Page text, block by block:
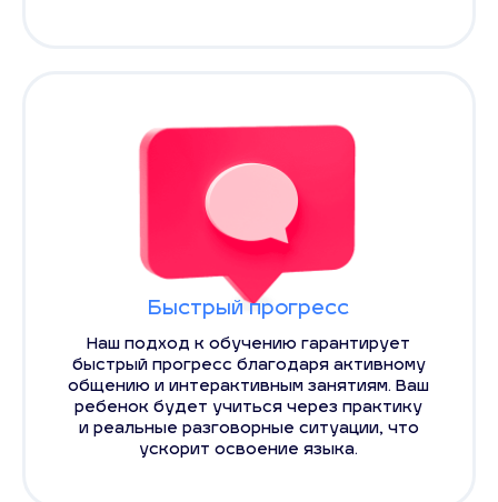
Быстрый прогресс
Наш подход к обучению гарантирует
быстрый прогресс благодаря активному
общению и интерактивным занятиям. Ваш
ребенок будет учиться через практику
и реальные разговорные ситуации, что
ускорит освоение языка.